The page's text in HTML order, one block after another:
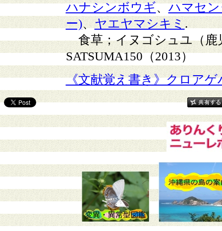
ハナシンボウギ、ハマセ
ー)、ヤエヤマシキミ .
食草；イヌゴシュユ（鹿
SATSUMA150（2013）
《文献覚え書き》クロアゲ